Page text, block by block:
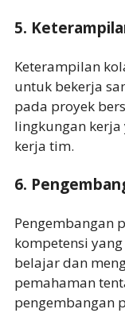
5.
Keterampilan
untuk bekerja
pada proyek
lingkungan
kerja tim.
6.
Pengembangan
kompetensi
belajar dan
pemahaman
pengembangan